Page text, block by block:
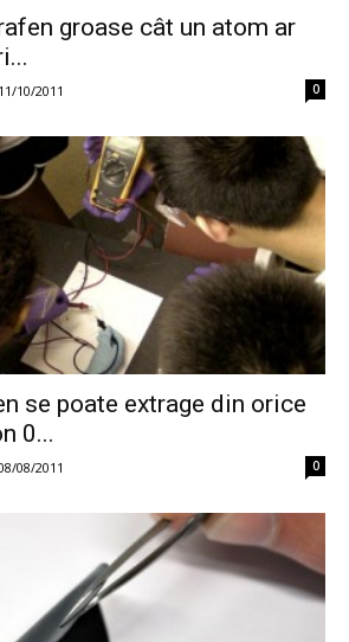
groase cât un atom ar
11/10/2011 0
se poate extrage din orice
0...
08/2011 0